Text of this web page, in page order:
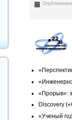
«Прорыв»:
Discovery
«Ученый